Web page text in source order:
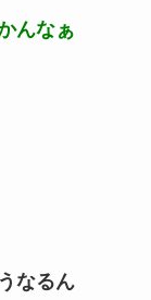
んなぁ
なるん